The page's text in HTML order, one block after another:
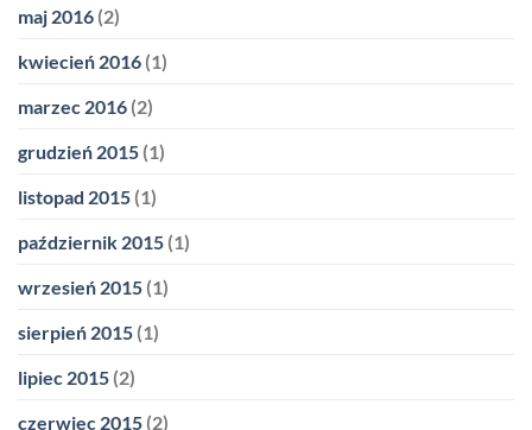
maj 2016 (2)
kwiecień 2016 (1)
marzec 2016 (2)
grudzień 2015 (1)
listopad 2015 (1)
październik 2015 (1)
wrzesień 2015 (1)
sierpień 2015 (1)
lipiec 2015 (2)
czerwiec 2015 (2)